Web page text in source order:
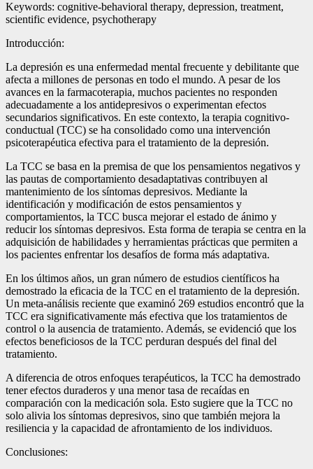
Keywords: cognitive-behavioral therapy, depression, treatment,
scientific evidence, psychotherapy
Introducción:
La depresión es una enfermedad mental frecuente y debilitante que
afecta a millones de personas en todo el mundo. A pesar de los
avances en la farmacoterapia, muchos pacientes no responden
adecuadamente a los antidepresivos o experimentan efectos
secundarios significativos. En este contexto, la terapia cognitivo-
conductual (TCC) se ha consolidado como una intervención
psicoterapéutica efectiva para el tratamiento de la depresión.
La TCC se basa en la premisa de que los pensamientos negativos y
las pautas de comportamiento desadaptativas contribuyen al
mantenimiento de los síntomas depresivos. Mediante la
identificación y modificación de estos pensamientos y
comportamientos, la TCC busca mejorar el estado de ánimo y
reducir los síntomas depresivos. Esta forma de terapia se centra en la
adquisición de habilidades y herramientas prácticas que permiten a
los pacientes enfrentar los desafíos de forma más adaptativa.
En los últimos años, un gran número de estudios científicos ha
demostrado la eficacia de la TCC en el tratamiento de la depresión.
Un meta-análisis reciente que examinó 269 estudios encontró que la
TCC era significativamente más efectiva que los tratamientos de
control o la ausencia de tratamiento. Además, se evidenció que los
efectos beneficiosos de la TCC perduran después del final del
tratamiento.
A diferencia de otros enfoques terapéuticos, la TCC ha demostrado
tener efectos duraderos y una menor tasa de recaídas en
comparación con la medicación sola. Esto sugiere que la TCC no
solo alivia los síntomas depresivos, sino que también mejora la
resiliencia y la capacidad de afrontamiento de los individuos.
Conclusiones: